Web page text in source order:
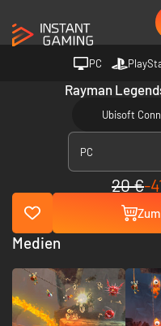
PC
Rayman
Ubisoft
PC
20 €-
Medien